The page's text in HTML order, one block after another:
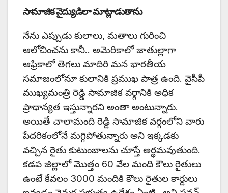
సామాజిక వైద్యుడిలా మాట్లాడుతాను
నేను ఎప్పుడు కులాలు, మతాలు గురించి
ఆలోచించను కానీ.. అమెరికాలో జాతుల్లాగా
ఆఫ్రికాలో తెగలు మాదిరి మన భారతీయ
సమాజంలోనూ కులానికి ప్రముఖ పాత్ర ఉంది. వైసీపీ
ముఖ్యమంత్రి రెడ్డి సామాజిక వర్గానికి అధిక
ప్రాధాన్యత ఇస్తున్నారని అంతా అంటున్నారు.
అయితే చాలామంది రెడ్డి సామాజిక వర్గంలోని వారు
పేదరికంలోనే మగ్గిపోతున్నారు అని ఇక్కడకు
వచ్చిన రైతు కుటుంబాలను చూస్తే అర్థమవుతుంది.
కడప జిల్లాలో మొత్తం 60 వేల మంది కౌలు రైతులు
ఉంటే కేవలం 3000 మందికి కౌలు రైతుల కార్డులు